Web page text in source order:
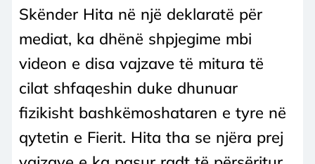
Skënder Hita në një deklaratë për
mediat, ka dhënë shpjegime mbi
videon e disa vajzave të mitura të
cilat shfaqeshin duke dhunuar
fizikisht bashkëmoshataren e tyre në
qytetin e Fierit. Hita tha se njëra prej